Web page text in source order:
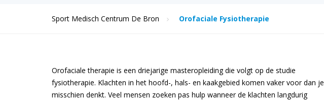
Sport Medisch Centrum De Bron Orofaciale Fysiotherapie
Orofaciale therapie is een driejarige masteropleiding die volgt op de studie
fysiotherapie. Klachten in het hoofd-, hals- en kaakgebied komen vaker voor dan je
misschien denkt. Veel mensen zoeken pas hulp wanneer de klachten langdurig